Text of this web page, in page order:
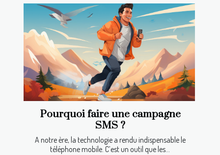
Pourquoi faire une campagne
SMS ?
A notre ère, la technologie a rendu indispensable le
téléphone mobile. C’est un outil que les...